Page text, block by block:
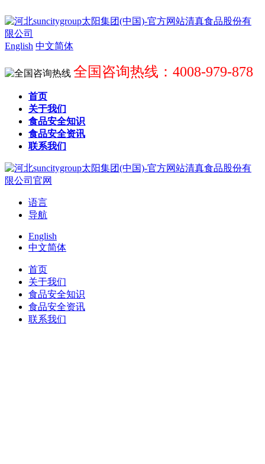
English 中文简体
全国咨询热线：4008-979-878
首页
关于我们
食品安全知识
食品安全资讯
联系我们
语言
导航
English
中文简体
首页
关于我们
食品安全知识
食品安全资讯
联系我们